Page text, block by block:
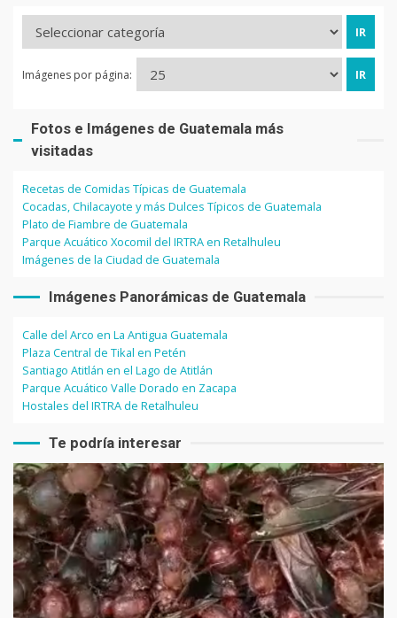
Imágenes por página:
Fotos e Imágenes de Guatemala más
visitadas
Recetas de Comidas Típicas de Guatemala
Cocadas, Chilacayote y más Dulces Típicos de Guatemala
Plato de Fiambre de Guatemala
Parque Acuático Xocomil del IRTRA en Retalhuleu
Imágenes de la Ciudad de Guatemala
Imágenes Panorámicas de Guatemala
Calle del Arco en La Antigua Guatemala
Plaza Central de Tikal en Petén
Santiago Atitlán en el Lago de Atitlán
Parque Acuático Valle Dorado en Zacapa
Hostales del IRTRA de Retalhuleu
Te podría interesar